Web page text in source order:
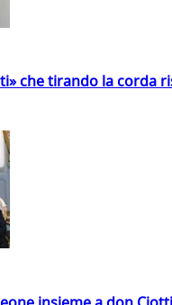
che tirando la corda